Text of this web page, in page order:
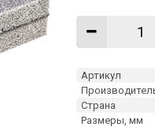
Артикул
Страна
Размеры, мм